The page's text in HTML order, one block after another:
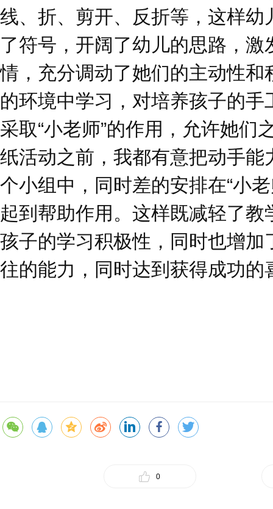
线、折、剪开、反折等，这样幼
了符号，开阔了幼儿的思路，激
情，充分调动了她们的主动性和
的环境中学习，对培养孩子的
采取“小老师”的作用，允许她们
纸活动之前，我都有意把动手能
个小组中，同时差的安排在“小
起到帮助作用。这样既减轻了
孩子的学习积极性，同时也增加
往的能力，同时达到获得成功的
0